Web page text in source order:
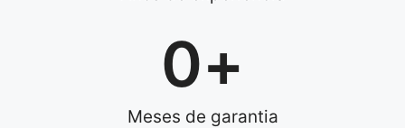
Meses de garantia
0+